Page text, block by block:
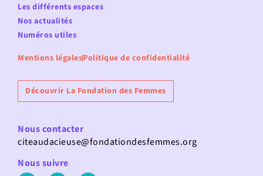
Les différents espaces
Nos actualités
Numéros utiles
Mentions légalesPolitique de confidentialité
Découvrir La Fondation des Femmes
Nous contacter
citeaudacieuse@fondationdesfemmes.org
Nous suivre